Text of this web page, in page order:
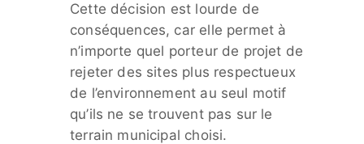
Cette décision est lourde de
conséquences, car elle permet à
n’importe quel porteur de projet de
rejeter des sites plus respectueux
de l’environnement au seul motif
qu’ils ne se trouvent pas sur le
terrain municipal choisi.